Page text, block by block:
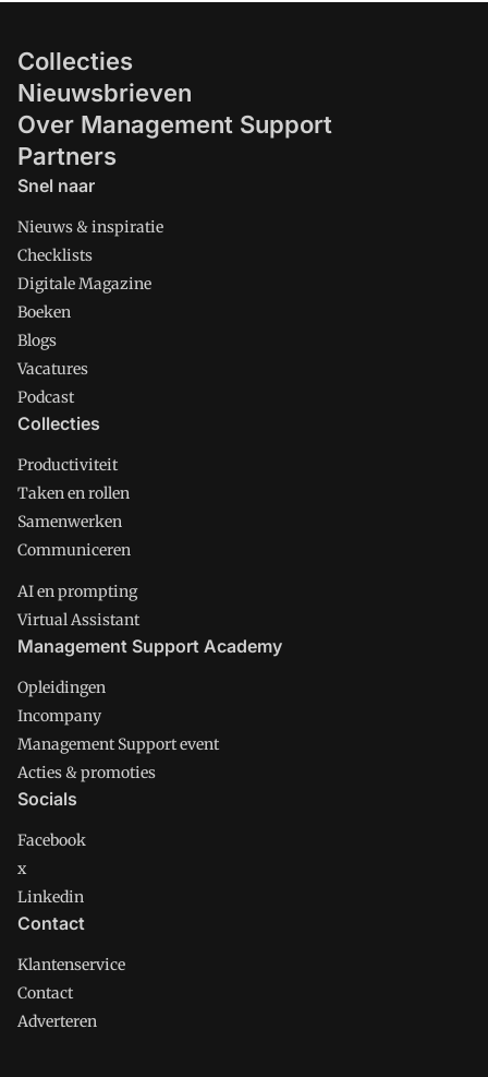
Collecties
Nieuwsbrieven
Over Management Support
Partners
Snel naar
Nieuws & inspiratie
Checklists
Digitale Magazine
Boeken
Blogs
Vacatures
Podcast
Collecties
Productiviteit
Taken en rollen
Samenwerken
Communiceren
AI en prompting
Virtual Assistant
Management Support Academy
Opleidingen
Incompany
Management Support event
Acties & promoties
Socials
Facebook
x
Linkedin
Contact
Klantenservice
Contact
Adverteren